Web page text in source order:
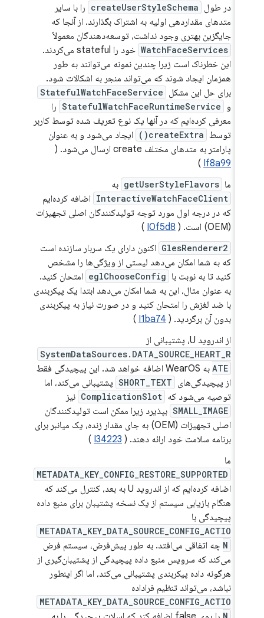
در طول createUserStyleSchema را با سایر
متدهای مقداردهی اولیه به اشتراک بگذارند. از آنجا که
جایگزین بهتری وجود نداشت، توسعه‌دهندگان معمولاً
WatchFaceServices
خود را stateful می‌کردند.
این خطرناک است زیرا چندین نمونه می‌توانند به طور
همزمان ایجاد شوند که می‌تواند منجر به اشکالات شود.
برای حل این مشکل StatefulWatchFaceService
StatefulWatchFaceRuntimeService را
معرفی کرده‌ایم که در آنها یک نوع تعریف شده توسط کاربر
توسط createExtra()
ایجاد می‌شود و به عنوان
پارامتر به متدهای مختلف create ارسال می‌شود. (
If8a99
)
getUserStyleFlavors به
InteractiveWatchFaceClient اضافه کرده‌ایم
که در درجه اول مورد توجه تولیدکنندگان اصلی تجهیزات
I0f5d8
)
GlesRenderer2 اکنون دارای یک سربار سازنده است
که به شما امکان می‌دهد لیستی از ویژگی‌ها را مشخص
کنید تا به نوبت با eglChooseConfig امتحان کنید.
به عنوان مثال، این به شما امکان می‌دهد ابتدا یک پیکربندی
با ضد لغزش را امتحان کنید و در صورت نیاز به پیکربندی
بدون آن برگردید. (I1ba74
)
از اندروید U، پشتیبانی از
SystemDataSources.DATA_SOURCE_HEART_R
به WearOS اضافه خواهد شد. این پیچیدگی فقط
از پیچیدگی‌های SHORT_TEXT پشتیبانی می‌کند، اما
توصیه می‌شود که ComplicationSlot نیز
SMALL_IMAGE بپذیرد زیرا ممکن است تولیدکنندگان
اصلی تجهیزات (OEM) به جای مقدار زنده، یک میانبر برای
برنامه سلامت خود ارائه دهند. (I34223
)
METADATA_KEY_CONFIG_RESTORE_SUPPORTED
اضافه کرده‌ایم که از اندروید U به بعد، کنترل می‌کند که
هنگام بازیابی سیستم از یک نسخه پشتیبان برای منبع داده
پیچیدگی با
METADATA_KEY_DATA_SOURCE_CONFIG_ACTIO
چه اتفاقی می‌افتد. به طور پیش‌فرض، سیستم فرض
می‌کند که سرویس منبع داده پیچیدگی از پشتیبان‌گیری از
هرگونه داده پیکربندی پشتیبانی می‌کند، اما اگر اینطور
نباشد، می‌تواند تنظیم فراداده
METADATA_KEY_DATA_SOURCE_CONFIG_ACTIO